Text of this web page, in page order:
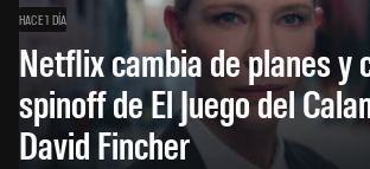
HACE 1 DÍA
Netflix cambia de planes y
spinoff de El Juego del
David Fincher